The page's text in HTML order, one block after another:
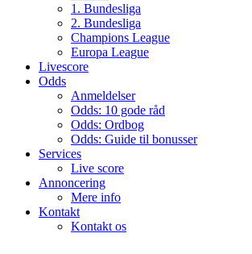
1. Bundesliga
2. Bundesliga
Champions League
Europa League
Livescore
Odds
Anmeldelser
Odds: 10 gode råd
Odds: Ordbog
Odds: Guide til bonusser
Services
Live score
Annoncering
Mere info
Kontakt
Kontakt os